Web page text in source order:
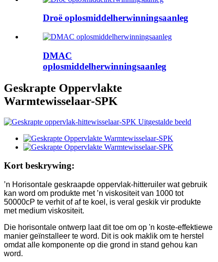
Droë oplosmiddelherwinningsaanleg
DMAC
oplosmiddelherwinningsaanleg
Geskrapte Oppervlakte
Warmtewisselaar-SPK
Kort beskrywing:
’n Horisontale geskraapde oppervlak-hitteruiler wat gebruik
kan word om produkte met ’n viskositeit van 1000 tot
50000cP te verhit of af te koel, is veral geskik vir produkte
met medium viskositeit.
Die horisontale ontwerp laat dit toe om op 'n koste-effektiewe
manier geïnstalleer te word. Dit is ook maklik om te herstel
omdat alle komponente op die grond in stand gehou kan
word.